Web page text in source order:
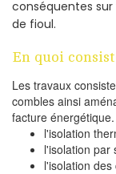
conséquentes
de fioul.
En quoi
Les travaux
combles ainsi
facture
l'isolation
l'isolation par
l'isolation